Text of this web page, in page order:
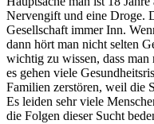
Nervengift und eine Droge.
Gesellschaft immer Inn.
dann hört man nicht selten
wichtig zu wissen, dass
es gehen viele
Familien zerstören, weil die
Es leiden sehr viele
die Folgen dieser Sucht